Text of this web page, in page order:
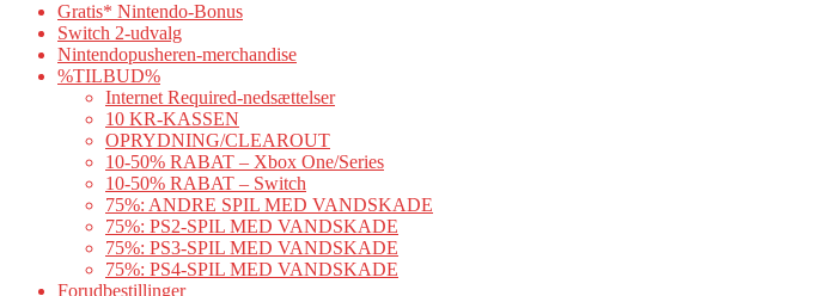
Gratis* Nintendo-Bonus
Switch 2-udvalg
Nintendopusheren-merchandise
%TILBUD%
Internet Required-nedsættelser
10 KR-KASSEN
OPRYDNING/CLEAROUT
10-50% RABAT – Xbox One/Series
10-50% RABAT – Switch
75%: ANDRE SPIL MED VANDSKADE
75%: PS2-SPIL MED VANDSKADE
75%: PS3-SPIL MED VANDSKADE
75%: PS4-SPIL MED VANDSKADE
Forudbestillinger